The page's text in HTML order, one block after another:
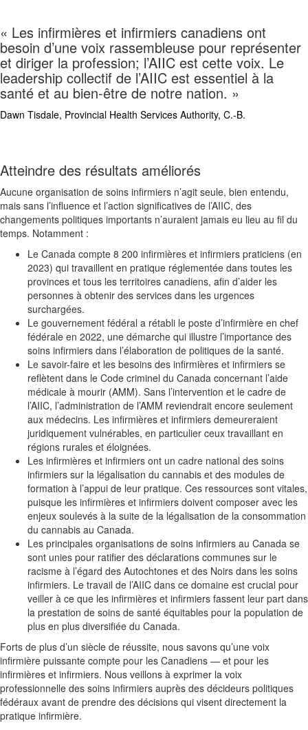
« Les infirmières et infirmiers canadiens ont
besoin d’une voix rassembleuse pour représenter
et diriger la profession; l’AIIC est cette voix. Le
leadership collectif de l’AIIC est essentiel à la
santé et au bien-être de notre nation. »
Dawn Tisdale, Provincial Health Services Authority, C.-B.
Atteindre des résultats améliorés
Aucune organisation de soins infirmiers n’agit seule, bien entendu,
mais sans l’influence et l’action significatives de l’AIIC, des
changements politiques importants n’auraient jamais eu lieu au fil du
temps. Notamment :
Le Canada compte 8 200 infirmières et infirmiers praticiens (en
2023) qui travaillent en pratique réglementée dans toutes les
provinces et tous les territoires canadiens, afin d’aider les
personnes à obtenir des services dans les urgences
surchargées.
Le gouvernement fédéral a rétabli le poste d’infirmière en chef
fédérale en 2022, une démarche qui illustre l’importance des
soins infirmiers dans l’élaboration de politiques de la santé.
Le savoir-faire et les besoins des infirmières et infirmiers se
reflètent dans le Code criminel du Canada concernant l’aide
médicale à mourir (AMM). Sans l’intervention et le cadre de
l’AIIC, l’administration de l’AMM reviendrait encore seulement
aux médecins. Les infirmières et infirmiers demeureraient
juridiquement vulnérables, en particulier ceux travaillant en
régions rurales et éloignées.
Les infirmières et infirmiers ont un cadre national des soins
infirmiers sur la légalisation du cannabis et des modules de
formation à l’appui de leur pratique. Ces ressources sont vitales,
puisque les infirmières et infirmiers doivent composer avec les
enjeux soulevés à la suite de la légalisation de la consommation
du cannabis au Canada.
Les principales organisations de soins infirmiers au Canada se
sont unies pour ratifier des déclarations communes sur le
racisme à l’égard des Autochtones et des Noirs dans les soins
infirmiers. Le travail de l’AIIC dans ce domaine est crucial pour
veiller à ce que les infirmières et infirmiers fassent leur part dans
la prestation de soins de santé équitables pour la population de
plus en plus diversifiée du Canada.
Forts de plus d’un siècle de réussite, nous savons qu’une voix
infirmière puissante compte pour les Canadiens — et pour les
infirmières et infirmiers. Nous veillons à exprimer la voix
professionnelle des soins infirmiers auprès des décideurs politiques
fédéraux avant de prendre des décisions qui visent directement la
pratique infirmière.